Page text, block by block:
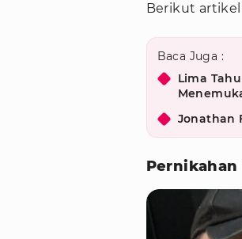
Berikut
Baca Juga :
Lima
Jonathan